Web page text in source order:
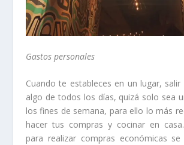
Gastos personales
Cuando te estableces en un lugar,
algo de todos los días, quizá solo sea
los fines de semana, para ello lo más
hacer tus compras y cocinar en
para realizar compras económicas